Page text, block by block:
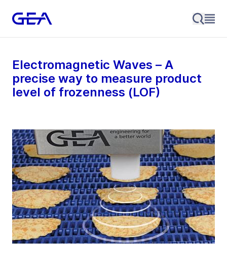
Electromagnetic Waves – A
precise way to measure product
level of frozenness (LOF)